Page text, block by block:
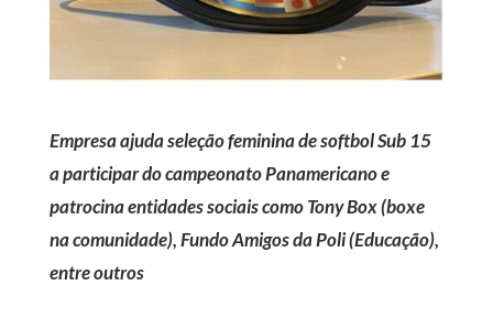
Empresa ajuda seleção feminina de softbol Sub 15
a participar docampeonato Panamericano e
patrocina entidades sociais como Tony Box (boxe
na comunidade), Fundo Amigos da Poli (Educação),
entre outros